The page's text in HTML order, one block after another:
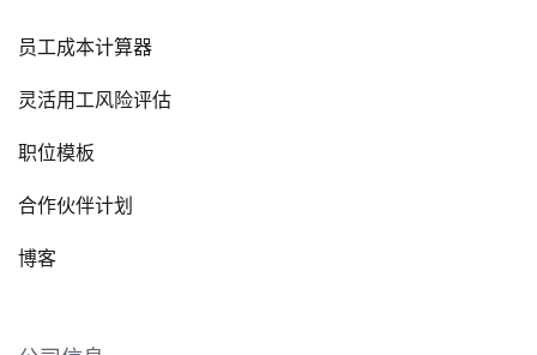
员工成本计算器
灵活用工风险评估
职位模板
合作伙伴计划
博客